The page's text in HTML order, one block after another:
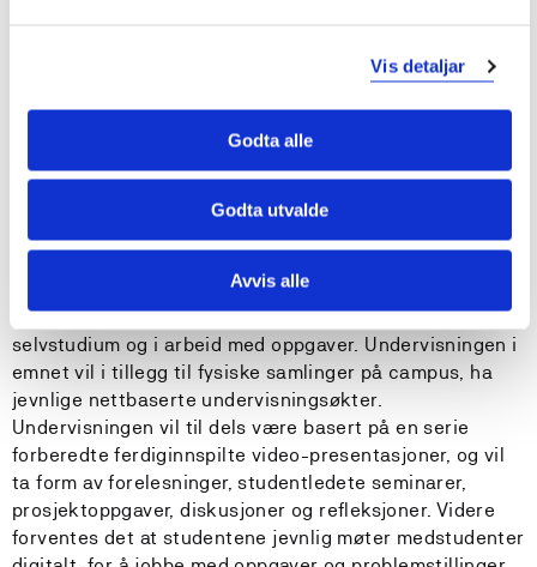
Vis detaljar
Godta alle
Godta utvalde
Avvis alle
NTS805 Norsk tegnspråk 1, emne 1 - Norsk tegnspråk i
samfunnet, eller tilsvarende.
Undervisnings- og læringsformer
Studiet er samlingsbasert med 2 samlinger på campus
ved OsloMet. Det forutsettes aktiv bruk av video ved
selvstudium og i arbeid med oppgaver. Undervisningen i
emnet vil i tillegg til fysiske samlinger på campus, ha
jevnlige nettbaserte undervisningsøkter.
Undervisningen vil til dels være basert på en serie
forberedte ferdiginnspilte video-presentasjoner, og vil
ta form av forelesninger, studentledete seminarer,
prosjektoppgaver, diskusjoner og refleksjoner. Videre
forventes det at studentene jevnlig møter medstudenter